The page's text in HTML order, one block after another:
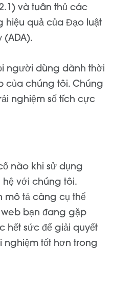
và tuân thủ các
hiệu quả của Đạo luật
(ADA).
người dùng dành thời
của chúng tôi. Chúng
nghiệm số tích cực
nào khi sử dụng
hệ với chúng tôi.
mô tả càng cụ thể
bạn đang gặp
hết sức để giải quyết
nghiệm tốt hơn trong